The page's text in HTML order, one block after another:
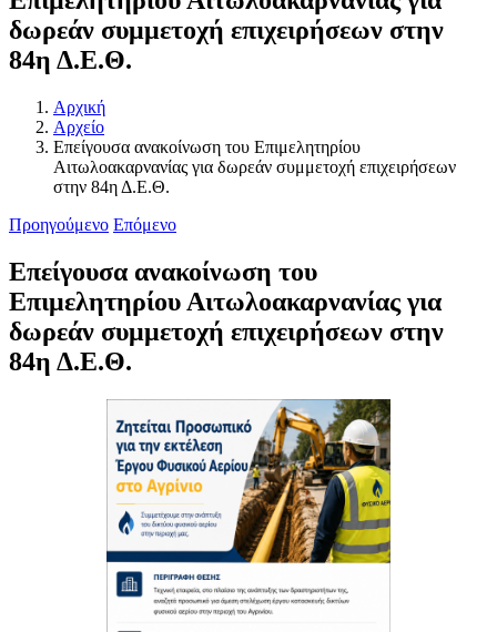
δωρεάν συμμετοχή επιχειρήσεων στην
84η Δ.Ε.Θ.
Αρχική
Αρχείο
Επείγουσα ανακοίνωση του Επιμελητηρίου
Αιτωλοακαρνανίας για δωρεάν συμμετοχή επιχειρήσεων
στην 84η Δ.Ε.Θ.
Προηγούμενο Επόμενο
Επείγουσα ανακοίνωση του
Επιμελητηρίου Αιτωλοακαρνανίας για
δωρεάν συμμετοχή επιχειρήσεων στην
84η Δ.Ε.Θ.